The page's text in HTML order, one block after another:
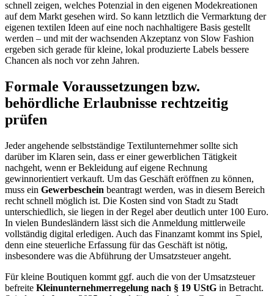
schnell zeigen, welches Potenzial in den eigenen Modekreationen
auf dem Markt gesehen wird. So kann letztlich die Vermarktung der
eigenen textilen Ideen auf eine noch nachhaltigere Basis gestellt
werden – und mit der wachsenden Akzeptanz von Slow Fashion
ergeben sich gerade für kleine, lokal produzierte Labels bessere
Chancen als noch vor zehn Jahren.
Formale Voraussetzungen bzw.
behördliche Erlaubnisse rechtzeitig
prüfen
Jeder angehende selbstständige Textilunternehmer sollte sich
darüber im Klaren sein, dass er einer gewerblichen Tätigkeit
nachgeht, wenn er Bekleidung auf eigene Rechnung
gewinnorientiert verkauft. Um das Geschäft eröffnen zu können,
muss ein Gewerbeschein beantragt werden, was in diesem Bereich
recht schnell möglich ist. Die Kosten sind von Stadt zu Stadt
unterschiedlich, sie liegen in der Regel aber deutlich unter 100 Euro.
In vielen Bundesländern lässt sich die Anmeldung mittlerweile
vollständig digital erledigen. Auch das Finanzamt kommt ins Spiel,
denn eine steuerliche Erfassung für das Geschäft ist nötig,
insbesondere was die Abführung der Umsatzsteuer angeht.
Für kleine Boutiquen kommt ggf. auch die von der Umsatzsteuer
befreite Kleinunternehmerregelung nach § 19 UStG in Betracht.